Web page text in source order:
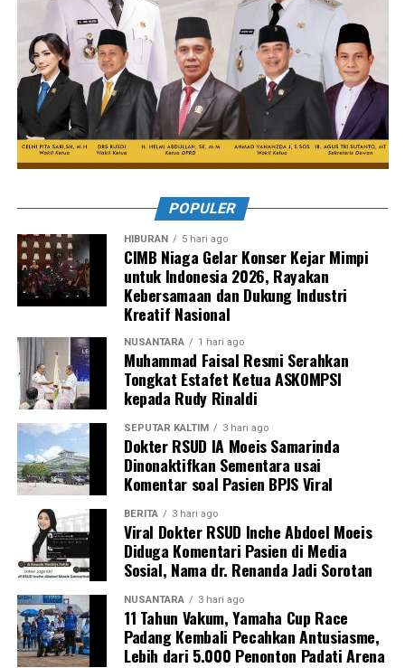
POPULER
HIBURAN 5 hari ago
CIMB Niaga Gelar Konser Kejar Mimpi
untuk Indonesia 2026, Rayakan
Kebersamaan dan Dukung Industri
Kreatif Nasional
NUSANTARA 1 hari ago
Muhammad Faisal Resmi Serahkan
Tongkat Estafet Ketua ASKOMPSI
kepada Rudy Rinaldi
SEPUTAR KALTIM 3 hari ago
Dokter RSUD IA Moeis Samarinda
Dinonaktifkan Sementara usai
Komentar soal Pasien BPJS Viral
BERITA 3 hari ago
Viral Dokter RSUD Inche Abdoel Moeis
Diduga Komentari Pasien di Media
Sosial, Nama dr. Renanda Jadi Sorotan
NUSANTARA 3 hari ago
11 Tahun Vakum, Yamaha Cup Race
Padang Kembali Pecahkan Antusiasme,
Lebih dari 5.000 Penonton Padati Arena